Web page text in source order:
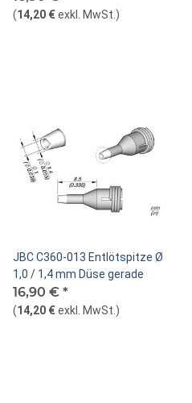
(14,20 €exkl. MwSt. )
JBC C360-013 Entlötspitze Ø
1,0 / 1,4 mm Düse gerade
16,90 € *
(14,20 €exkl. MwSt. )